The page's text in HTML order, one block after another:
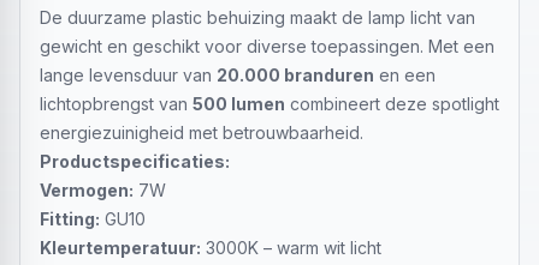
De duurzame plastic behuizing maakt de lamp licht van
gewicht en geschikt voor diverse toepassingen. Met een
lange levensduur van 20.000 branduren en een
lichtopbrengst van 500 lumen combineert deze spotlight
energiezuinigheid met betrouwbaarheid.
Productspecificaties:
Vermogen: 7W
Fitting: GU10
Kleurtemperatuur: 3000K – warm wit licht